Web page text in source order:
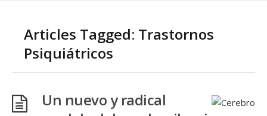
Articles Tagged: Trastornos
Psiquiátricos
Un nuevo y radical